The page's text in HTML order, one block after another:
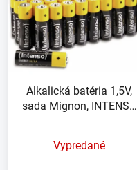
Alkalická batéria 1,5V,
sada Mignon, INTENSO
Vypredané